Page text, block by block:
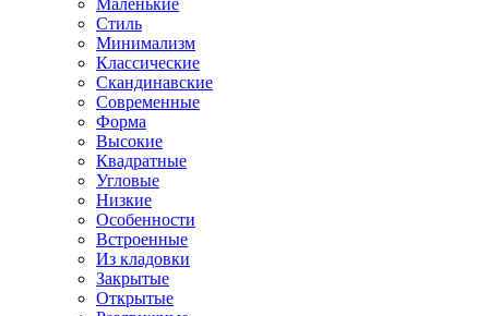
Маленькие
Стиль
Минимализм
Классические
Скандинавские
Современные
Форма
Высокие
Квадратные
Угловые
Низкие
Особенности
Встроенные
Из кладовки
Закрытые
Открытые